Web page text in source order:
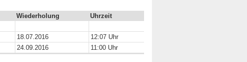
Wiederholung
Uhrzeit
18.07.2016
12:07 Uhr
24.09.2016 11:00 Uhr